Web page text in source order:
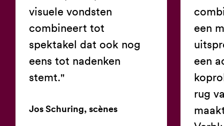
visuele vondsten
combineert tot
spektakel dat ook nog
eens tot nadenken
stemt."
Jos Schuring, scènes
een
een
rug